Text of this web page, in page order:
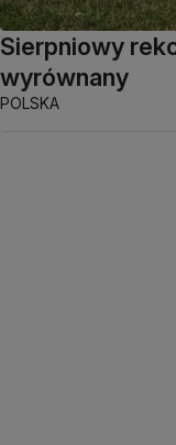
Sierpniowy
wyrównany
POLSKA